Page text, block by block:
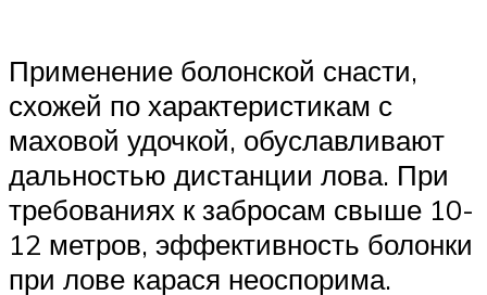
Применение болонской снасти,
схожей по характеристикам с
маховой удочкой, обуславливают
дальностью дистанции лова. При
требованиях к забросам свыше 10-
12 метров, эффективность болонки
при лове карася неоспорима.